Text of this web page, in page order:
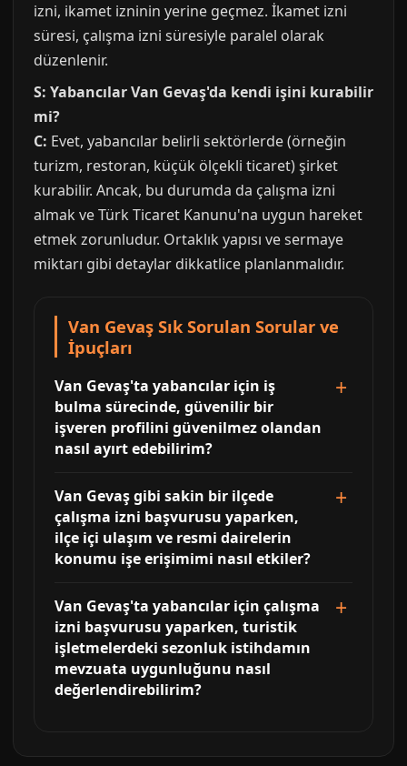
izni, ikamet izninin yerine geçmez. İkamet izni
süresi, çalışma izni süresiyle paralel olarak
düzenlenir.
S: Yabancılar Van Gevaş'da kendi işini kurabilir
mi?
C: Evet, yabancılar belirli sektörlerde (örneğin
turizm, restoran, küçük ölçekli ticaret) şirket
kurabilir. Ancak, bu durumda da çalışma izni
almak ve Türk Ticaret Kanunu'na uygun hareket
etmek zorunludur. Ortaklık yapısı ve sermaye
miktarı gibi detaylar dikkatlice planlanmalıdır.
Van Gevaş Sık Sorulan Sorular ve
İpuçları
Van Gevaş'ta yabancılar için iş
bulma sürecinde, güvenilir bir
işveren profilini güvenilmez olandan
nasıl ayırt edebilirim?
Van Gevaş gibi sakin bir ilçede
çalışma izni başvurusu yaparken,
ilçe içi ulaşım ve resmi dairelerin
konumu işe erişimimi nasıl etkiler?
Van Gevaş'ta yabancılar için çalışma
izni başvurusu yaparken, turistik
işletmelerdeki sezonluk istihdamın
mevzuata uygunluğunu nasıl
değerlendirebilirim?